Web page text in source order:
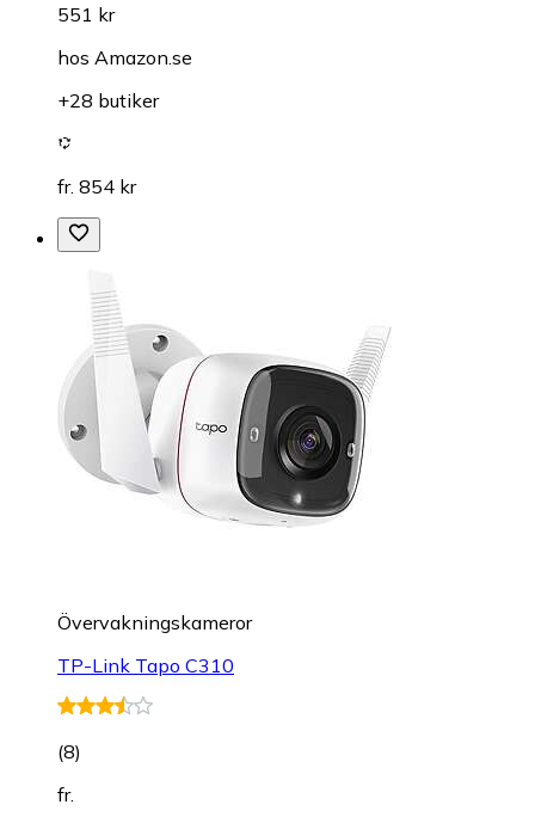
551 kr
hos Amazon.se
+28 butiker
fr. 854 kr
Övervakningskameror
TP-Link Tapo C310
(8)
fr.